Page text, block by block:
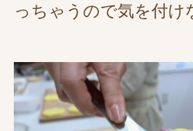
っちゃうので気を付け